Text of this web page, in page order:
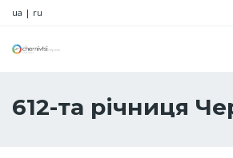
ua | ru
612-та річниця